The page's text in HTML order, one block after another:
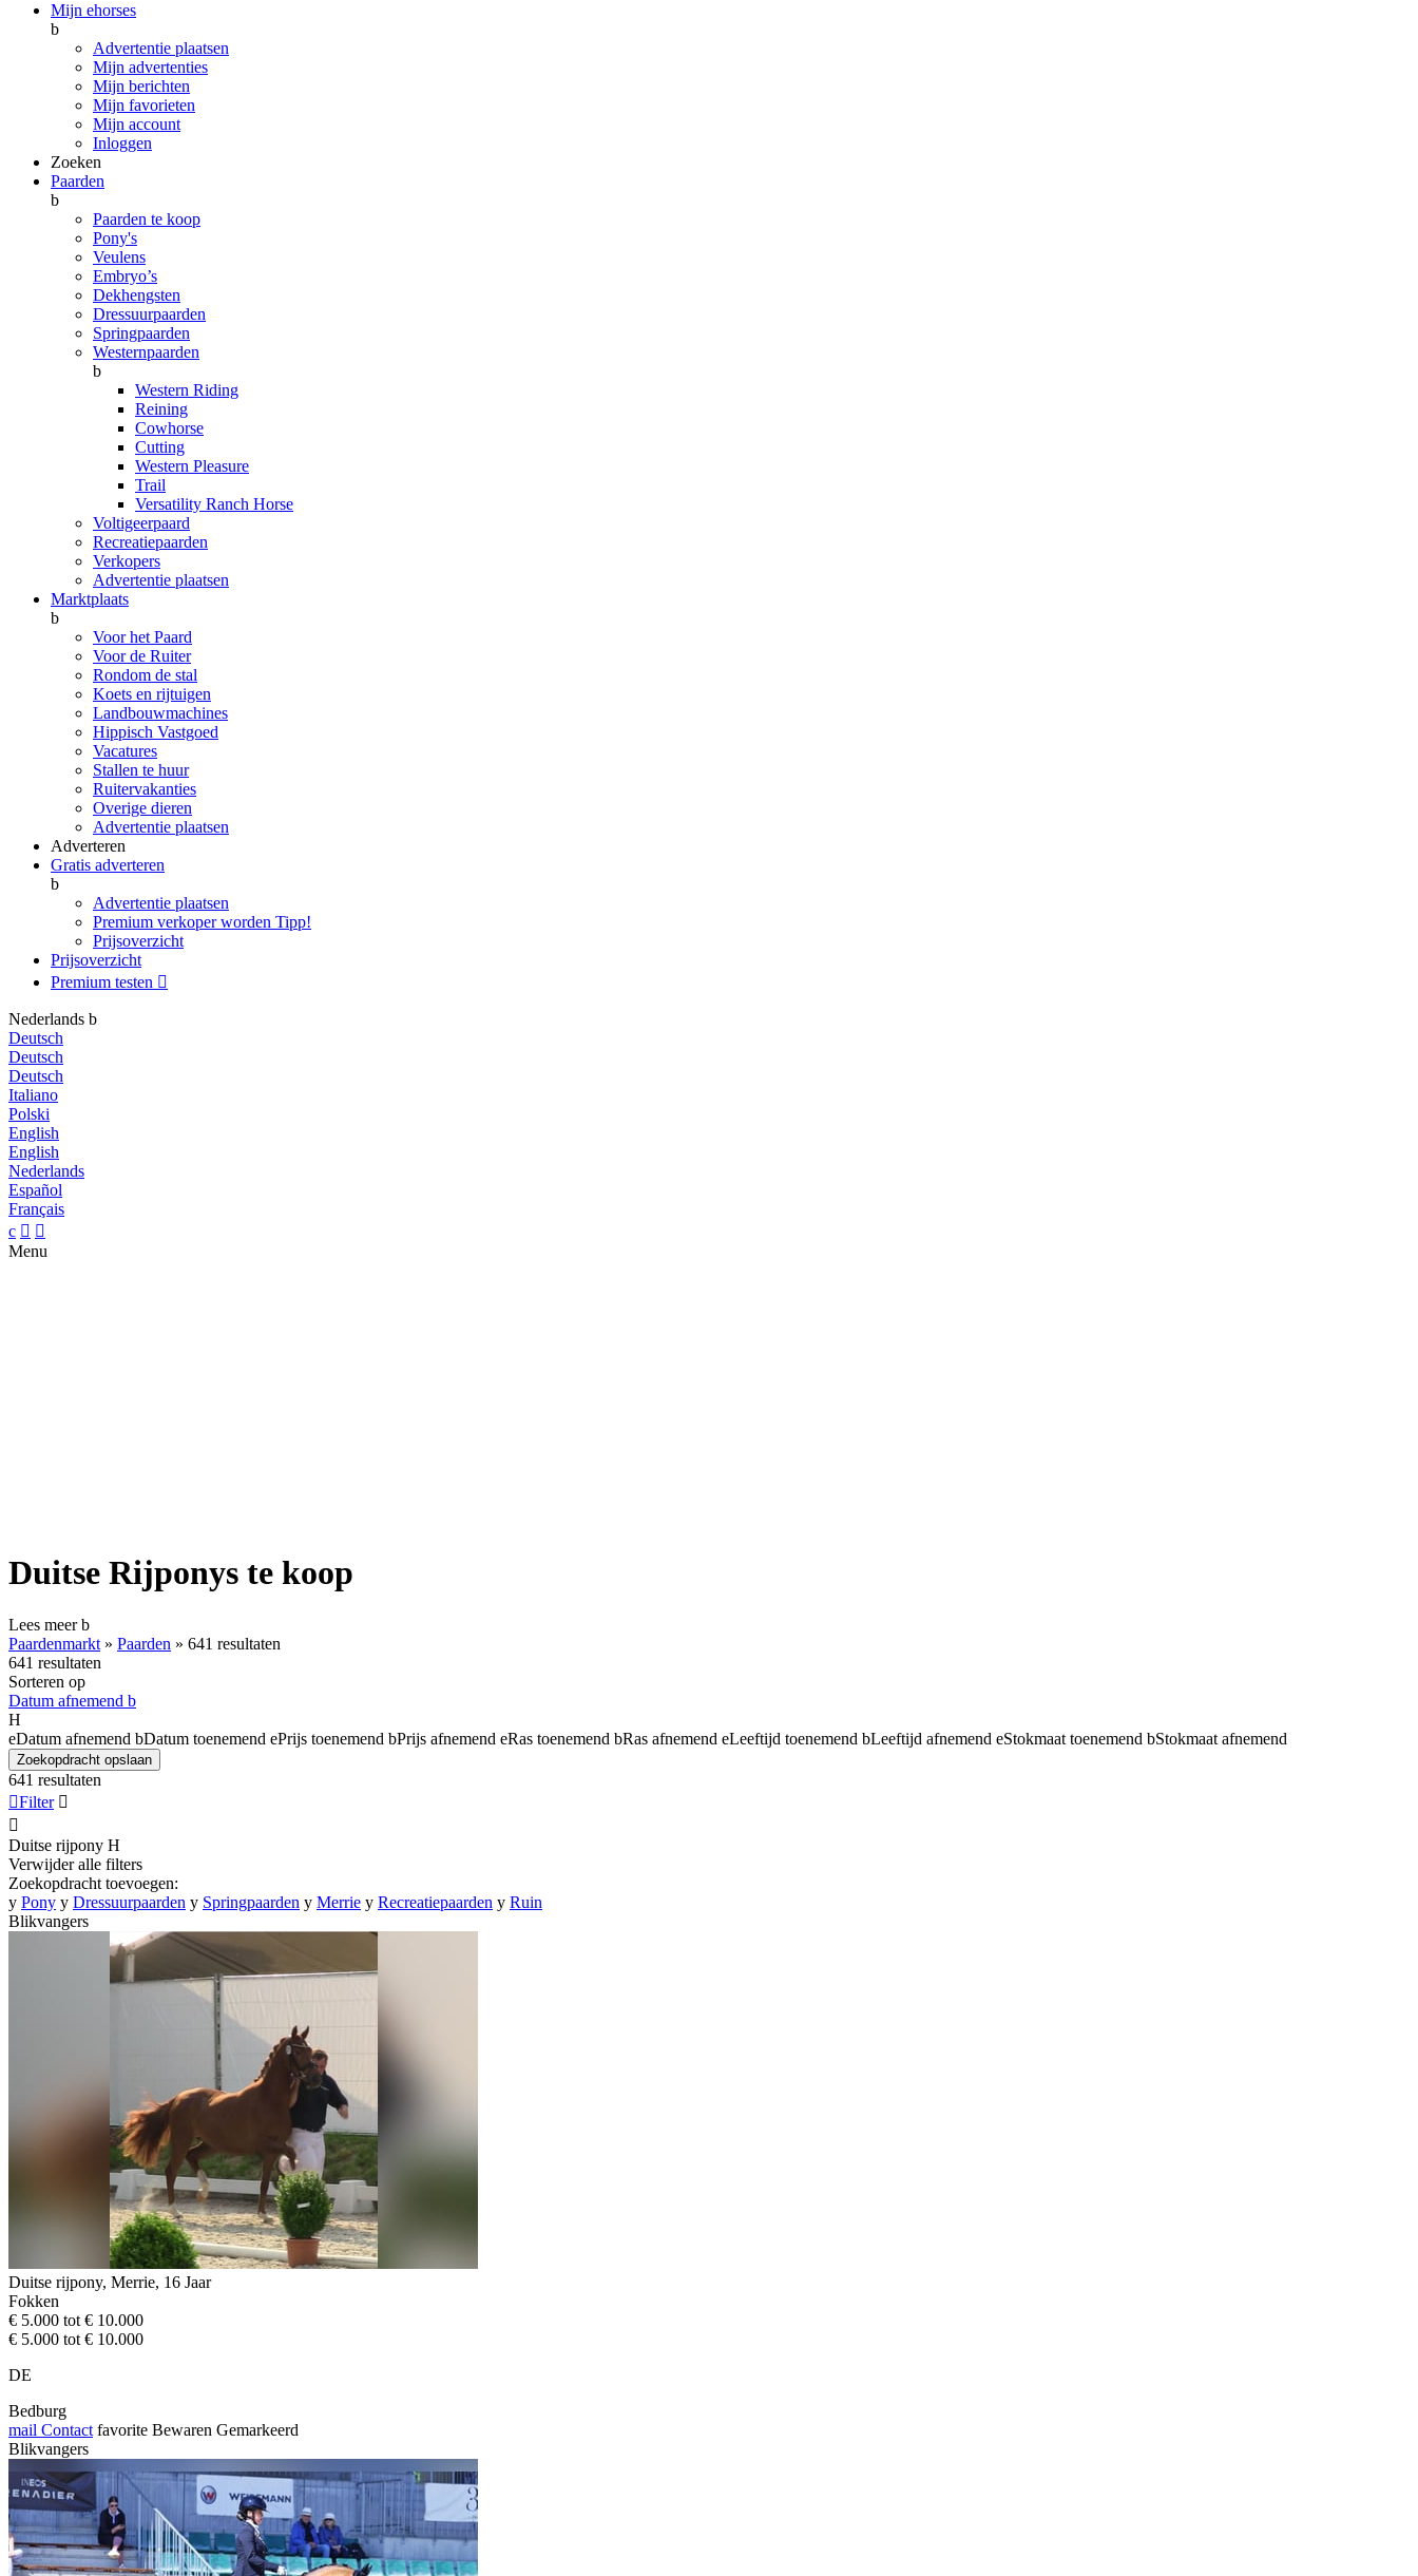
Mijn ehorses
b
Advertentie plaatsen
Mijn advertenties
Mijn berichten
Mijn favorieten
Mijn account
Inloggen
Zoeken
Paarden
b
Paarden te koop
Pony's
Veulens
Embryo’s
Dekhengsten
Dressuurpaarden
Springpaarden
Westernpaarden
b
Western Riding
Reining
Cowhorse
Cutting
Western Pleasure
Trail
Versatility Ranch Horse
Voltigeerpaard
Recreatiepaarden
Verkopers
Advertentie plaatsen
Marktplaats
b
Voor het Paard
Voor de Ruiter
Rondom de stal
Koets en rijtuigen
Landbouwmachines
Hippisch Vastgoed
Vacatures
Stallen te huur
Ruitervakanties
Overige dieren
Advertentie plaatsen
Adverteren
Gratis adverteren
b
Advertentie plaatsen
Premium verkoper worden Tipp!
Prijsoverzicht
Prijsoverzicht
Premium testen 
Nederlands b
Deutsch
Deutsch
Deutsch
Italiano
Polski
English
English
Nederlands
Español
Français
c  
Menu
Duitse Rijponys te koop
Lees meerb
Paardenmarkt » Paarden » 641 resultaten
641 resultaten
Sorteren op
Datum afnemend b
H
eDatum afnemend bDatum toenemend ePrijs toenemend bPrijs afnemend eRas toenemend bRas afnemend eLeeftijd toenemend bLeeftijd afnemend eStokmaat toenemend bStokmaat afnemend
Zoekopdracht opslaan
641 resultaten
Filter 

Duitse rijpony H
Verwijder alle filters
Zoekopdracht toevoegen:
y Pony y Dressuurpaarden y Springpaarden y Merrie y Recreatiepaarden y Ruin
Blikvangers
Duitse rijpony, Merrie, 16 Jaar
Fokken
€ 5.000 tot € 10.000
€ 5.000 tot € 10.000
DE
Bedburg
mail Contact favorite Bewaren Gemarkeerd
Blikvangers